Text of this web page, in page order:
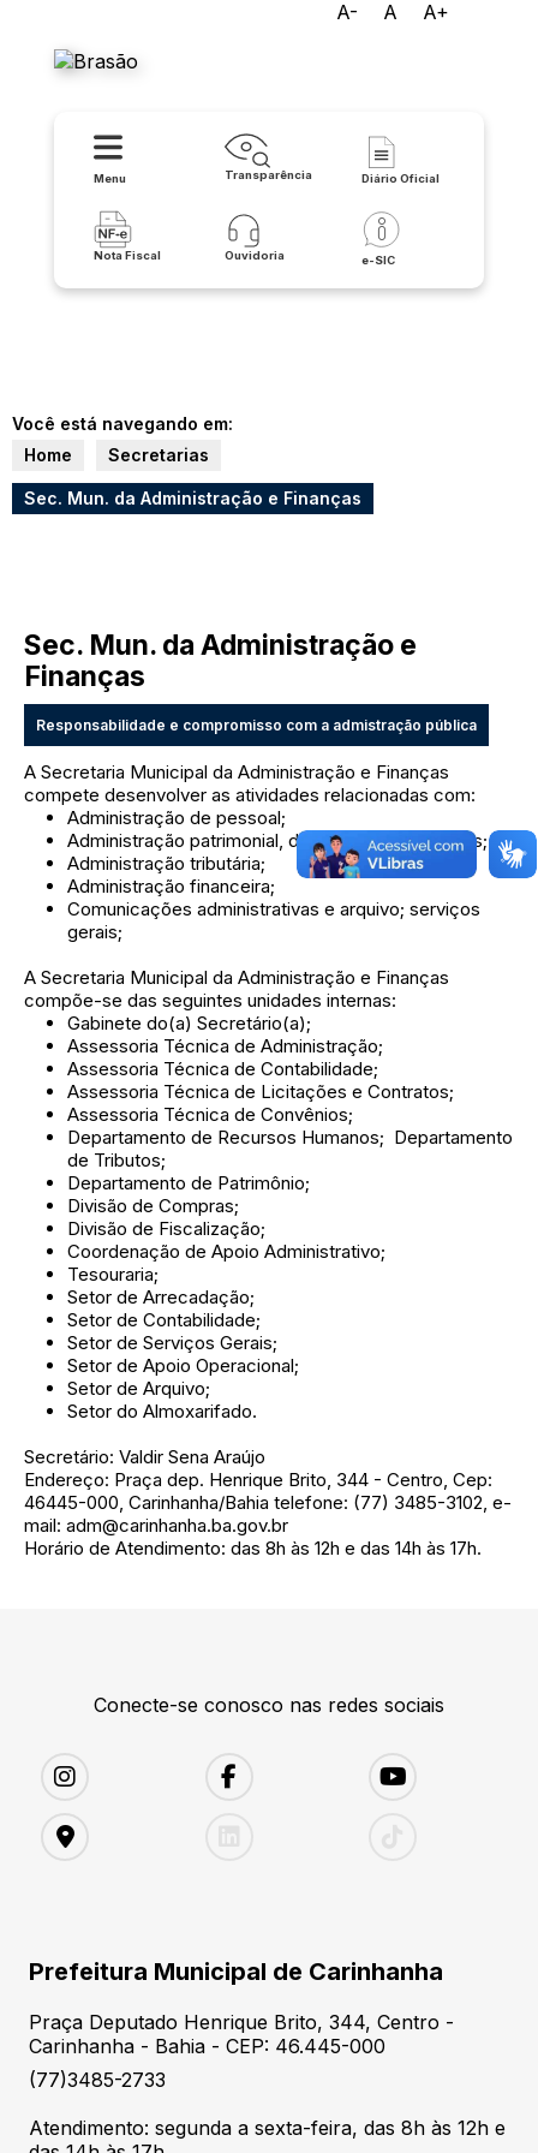
A- A A+
Menu Transparência Diário Oficial
Nota Fiscal Ouvidoria e-SIC
Você está navegando em:
Home
Secretarias
Sec. Mun. da Administração e Finanças
Sec. Mun. da Administração e
Finanças
Responsabilidade e compromisso com a admistração pública
A Secretaria Municipal da Administração e Finanças
compete desenvolver as atividades relacionadas com:
Administração de pessoal;
Administração patrimonial, de materiais e compras;
Administração tributária;
Administração financeira;
Comunicações administrativas e arquivo; serviços
gerais;
A Secretaria Municipal da Administração e Finanças
compõe-se das seguintes unidades internas:
Gabinete do(a) Secretário(a);
Assessoria Técnica de Administração;
Assessoria Técnica de Contabilidade;
Assessoria Técnica de Licitações e Contratos;
Assessoria Técnica de Convênios;
Departamento de Recursos Humanos; Departamento
de Tributos;
Departamento de Patrimônio;
Divisão de Compras;
Divisão de Fiscalização;
Coordenação de Apoio Administrativo;
Tesouraria;
Setor de Arrecadação;
Setor de Contabilidade;
Setor de Serviços Gerais;
Setor de Apoio Operacional;
Setor de Arquivo;
Setor do Almoxarifado.
Secretário: Valdir Sena Araújo
Endereço: Praça dep. Henrique Brito, 344 - Centro, Cep:
46445-000, Carinhanha/Bahia telefone: (77) 3485-3102, e-
mail: adm@carinhanha.ba.gov.br
Horário de Atendimento: das 8h às 12h e das 14h às 17h.
Conecte-se conosco nas redes sociais
Prefeitura Municipal de Carinhanha
Praça Deputado Henrique Brito, 344, Centro -
Carinhanha - Bahia - CEP: 46.445-000
(77)3485-2733
Atendimento: segunda a sexta-feira, das 8h às 12h e